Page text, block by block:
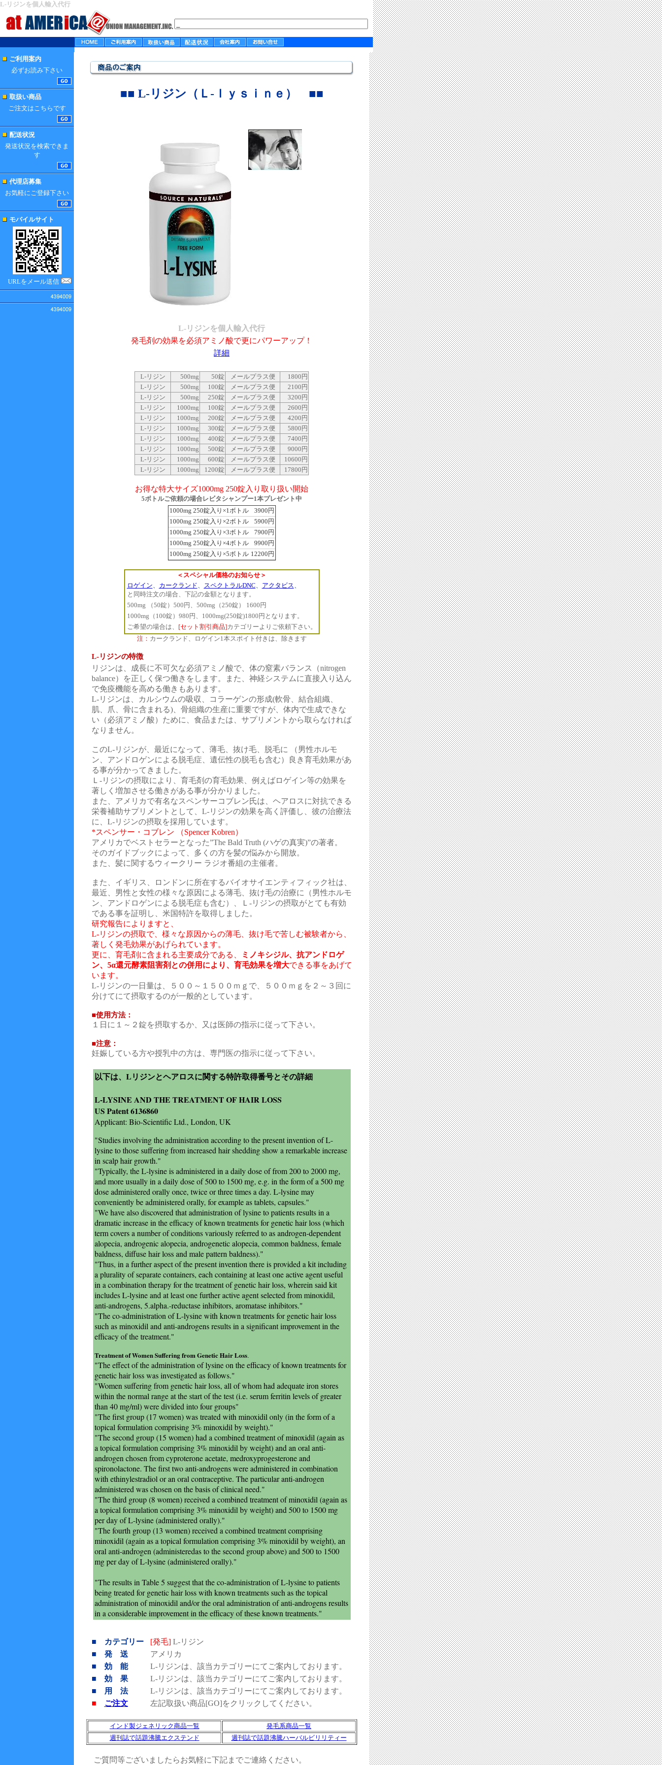
L-リジンを個人輸入代行
ご利用案内
必ずお読み下さい
取扱い商品
ご注文はこちらです
配送状況
発送状況を検索できま
す
代理店募集
お気軽にご登録下さい
モバイルサイト
URLをメール送信
■■ L-リジン（Ｌ-ｌｙｓｉｎｅ） ■■
L-リジンを個人輸入代行
発毛剤の効果を必須アミノ酸で更にパワーアップ！
詳細
L-リジン 500mg 50錠 メールプラス便
1800円
L-リジン
500mg 100錠 メールプラス便
2100円
L-リジン
500mg 250錠 メールプラス便
3200円
L-リジン
1000mg 100錠 メールプラス便
2600円
L-リジン
1000mg 200錠 メールプラス便
4200円
L-リジン
1000mg 300錠 メールプラス便
5800円
L-リジン
1000mg 400錠 メールプラス便
7400円
L-リジン
1000mg 500錠 メールプラス便
9000円
L-リジン
1000mg 600錠 メールプラス便
10600円
L-リジン
1000mg 1200錠 メールプラス便 17800円
お得な特大サイズ1000mg 250錠入り取り扱い開始
5ボトルご依頼の場合レビタシャンプー1本プレゼント中
1000mg 250錠入り×1ボトル
3900円
1000mg 250錠入り×2ボトル
5900円
1000mg 250錠入り×3ボトル
7900円
1000mg 250錠入り×4ボトル
9900円
1000mg 250錠入り×5ボトル 12200円
＜スペシャル価格のお知らせ＞
ロゲイン、 カークランド、 スペクトラルDNC、 アクタビス、
と同時注文の場合、下記の金額となります。
500mg （50錠）500円、500mg（250錠） 1600円
1000mg（100錠）980円、1000mg(250錠)1800円となります。
ご希望の場合は、 [セット割引商品]カテゴリーよりご依頼下さい。
注： カークランド、ロゲイン1本スポイト付きは、除きます
L-リジンの特徴
リジンは、成長に不可欠な必須アミノ酸で、体の窒素バランス（nitrogen
balance）を正しく保つ働きをします。また、神経システムに直接入り込ん
で免疫機能を高める働きもあります。
L-リジンは、カルシウムの吸収、コラーゲンの形成(軟骨、結合組織、
肌、爪、骨に含まれる)、骨組織の生産に重要ですが、体内で生成できな
い（必須アミノ酸）ために、食品または、サプリメントから取らなければ
なりません。
このL-リジンが、最近になって、薄毛、抜け毛、脱毛に （男性ホルモ
ン、アンドロゲンによる脱毛症、遺伝性の脱毛も含む）良き育毛効果があ
る事が分かってきました。
Ｌ-リジンの摂取により、育毛剤の育毛効果、例えばロゲイン等の効果を
著しく増加させる働きがある事が分かりました。
また、アメリカで有名なスペンサーコブレン氏は、ヘアロスに対抗できる
栄養補助サプリメントとして、L-リジンの効果を高く評価し、彼の治療法
に、L-リジンの摂取を採用しています。
*スペンサー・コブレン （Spencer Kobren）
アメリカでベストセラーとなった”The Bald Truth (ハゲの真実)”の著者。
そのガイドブックによって、多くの方を髪の悩みから開放。
また、髪に関するウィークリー ラジオ番組の主催者。
また、イギリス、ロンドンに所在するバイオサイエンティフィック社は、
最近、男性と女性の様々な原因による薄毛、抜け毛の治療に（男性ホルモ
ン、アンドロゲンによる脱毛症も含む）、Ｌ-リジンの摂取がとても有効
である事を証明し、米国特許を取得しました。
研究報告によりますと、
L-リジンの摂取で、様々な原因からの薄毛、抜け毛で苦しむ被験者から、
著しく発毛効果があげられています。
更に、育毛剤に含まれる主要成分である、
ミノキシジル、抗アンドロゲ
ン、5α還元酵素阻害剤との併用により、育毛効果を増大できる事をあげて
います。
L-リジンの一日量は、５００～１５００ｍｇで、５００ｍｇを２～３回に
分けてにて摂取するのが一般的としています。
■使用方法：
１日に１～２錠を摂取するか、又は医師の指示に従って下さい。
■注意：
妊娠している方や授乳中の方は、専門医の指示に従って下さい。
以下は、Lリジンとヘアロスに関する特許取得番号とその詳細
L-LYSINE AND THE TREATMENT OF HAIR LOSS
US Patent 6136860
Applicant: Bio-Scientific Ltd., London, UK
"Studies involving the administration according to the present invention of L-
lysine to those suffering from increased hair shedding show a remarkable increase
in scalp hair growth."
"Typically, the L-lysine is administered in a daily dose of from 200 to 2000 mg,
and more usually in a daily dose of 500 to 1500 mg, e.g. in the form of a 500 mg
dose administered orally once, twice or three times a day. L-lysine may
conveniently be administered orally, for example as tablets, capsules."
"We have also discovered that administration of lysine to patients results in a
dramatic increase in the efficacy of known treatments for genetic hair loss (which
term covers a number of conditions variously referred to as androgen-dependent
alopecia, androgenic alopecia, androgenetic alopecia, common baldness, female
baldness, diffuse hair loss and male pattern baldness)."
"Thus, in a further aspect of the present invention there is provided a kit including
a plurality of separate containers, each containing at least one active agent useful
in a combination therapy for the treatment of genetic hair loss, wherein said kit
includes L-lysine and at least one further active agent selected from minoxidil,
anti-androgens, 5.alpha.-reductase inhibitors, aromatase inhibitors."
"The co-administration of L-lysine with known treatments for genetic hair loss
such as minoxidil and anti-androgens results in a significant improvement in the
efficacy of the treatment."
Treatment of Women Suffering from Genetic Hair Loss.
"The effect of the administration of lysine on the efficacy of known treatments for
genetic hair loss was investigated as follows."
"Women suffering from genetic hair loss, all of whom had adequate iron stores
within the normal range at the start of the test (i.e. serum ferritin levels of greater
than 40 mg/ml) were divided into four groups"
"The first group (17 women) was treated with minoxidil only (in the form of a
topical formulation comprising 3% minoxidil by weight)."
"The second group (15 women) had a combined treatment of minoxidil (again as
a topical formulation comprising 3% minoxidil by weight) and an oral anti-
androgen chosen from cyproterone acetate, medroxyprogesterone and
spironolactone. The first two anti-androgens were administered in combination
with ethinylestradiol or an oral contraceptive. The particular anti-androgen
administered was chosen on the basis of clinical need."
"The third group (8 women) received a combined treatment of minoxidil (again as
a topical formulation comprising 3% minoxidil by weight) and 500 to 1500 mg
per day of L-lysine (administered orally)."
"The fourth group (13 women) received a combined treatment comprising
minoxidil (again as a topical formulation comprising 3% minoxidil by weight), an
oral anti-androgen (administeredas to the second group above) and 500 to 1500
mg per day of L-lysine (administered orally)."
"The results in Table 5 suggest that the co-administration of L-lysine to patients
being treated for genetic hair loss with known treatments such as the topical
administration of minoxidil and/or the oral administration of anti-androgens results
in a considerable improvement in the efficacy of these known treatments."
■ カテゴリー [発毛]L-リジン
■ 発 送
アメリカ
■ 効 能
L-リジンは、該当カテゴリーにてご案内しております。
■ 効 果
L-リジンは、該当カテゴリーにてご案内しております。
■ 用 法
L-リジンは、該当カテゴリーにてご案内しております。
■
ご注文 左記取扱い商品[GO]をクリックしてください。
インド製ジェネリック商品一覧
発毛系商品一覧
週刊誌で話題沸騰エクステンド
週刊誌で話題沸騰ハーバルビリリティー
ご質問等ございましたらお気軽に下記までご連絡ください。